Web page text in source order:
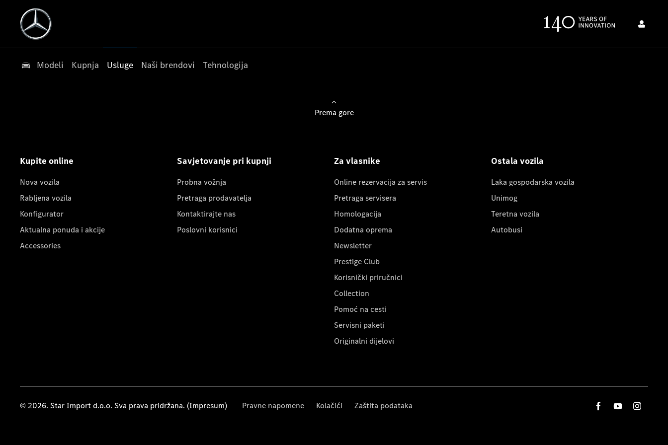
Modeli Kupnja Usluge Naši brendovi Tehnologija
Prema gore
Kupite online
Nova vozila
Rabljena vozila
Konfigurator
Aktualna ponuda i akcije
Accessories
Savjetovanje pri kupnji
Probna vožnja
Pretraga prodavatelja
Kontaktirajte nas
Poslovni korisnici
Za vlasnike
Online rezervacija za servis
Pretraga servisera
Homologacija
Dodatna oprema
Newsletter
Prestige Club
Korisnički priručnici
Collection
Pomoć na cesti
Servisni paketi
Originalni dijelovi
Ostala vozila
Laka gospodarska vozila
Unimog
Teretna vozila
Autobusi
© 2026. Star Import d.o.o. Sva prava pridržana. (Impresum) Pravne napomene Kolačići Zaštita podataka